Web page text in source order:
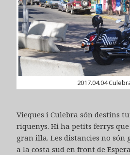
2017.04.04
Vieques i Culebra són destins
riquenys. Hi ha petits ferrys
gran illa. Les distancies no són
a la costa sud en front de